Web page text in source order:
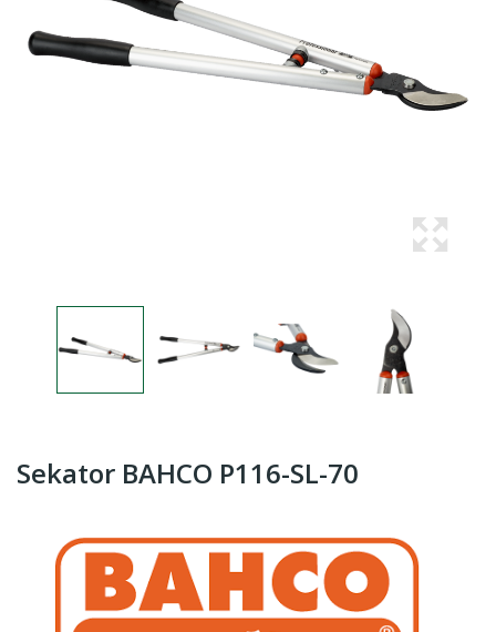
Sekator BAHCO P116-SL-70